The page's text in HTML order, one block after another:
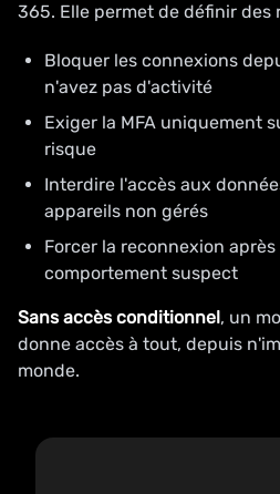
365. Elle permet de définir des
Bloquer les connexions
n'avez pas d'activité
Exiger la MFA uniquement
risque
Interdire l'accès aux
appareils non gérés
Forcer la reconnexion
comportement suspect
Sans accès conditionnel, un
donne accès à tout, depuis
monde.